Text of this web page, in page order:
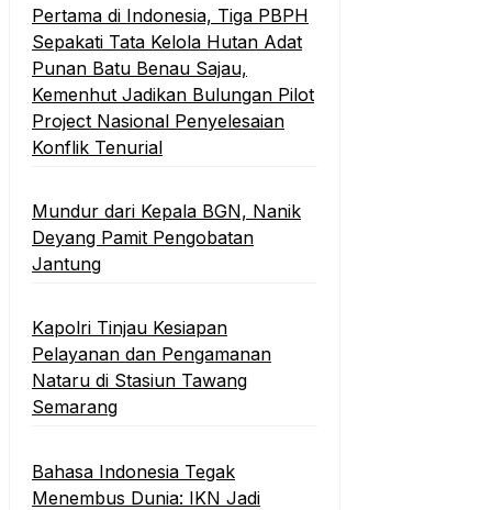
Pertama di Indonesia, Tiga PBPH
Sepakati Tata Kelola Hutan Adat
Punan Batu Benau Sajau,
Kemenhut Jadikan Bulungan Pilot
Project Nasional Penyelesaian
Konflik Tenurial
Mundur dari Kepala BGN, Nanik
Deyang Pamit Pengobatan
Jantung
Kapolri Tinjau Kesiapan
Pelayanan dan Pengamanan
Nataru di Stasiun Tawang
Semarang
Bahasa Indonesia Tegak
Menembus Dunia: IKN Jadi